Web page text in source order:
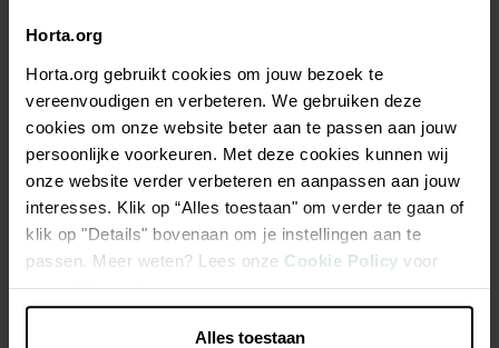
Horta.org
Horta.org gebruikt cookies om jouw bezoek te
vereenvoudigen en verbeteren. We gebruiken deze
cookies om onze website beter aan te passen aan jouw
persoonlijke voorkeuren. Met deze cookies kunnen wij
onze website verder verbeteren en aanpassen aan jouw
interesses. Klik op “Alles toestaan" om verder te gaan of
klik op "Details" bovenaan om je instellingen aan te
passen. Meer weten? Lees onze Cookie Policy voor
meer informatie.
Alles toestaan
Tous les magasins n'ont pas la même gamme
Description
Jerky rolls rabbit 100 gr
Caractéristiques